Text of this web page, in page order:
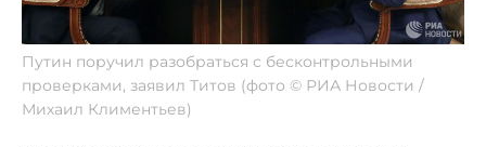
Путин поручил разобраться с бесконтрольными
проверками, заявил Титов (фото © РИА Новости /
Михаил Климентьев)